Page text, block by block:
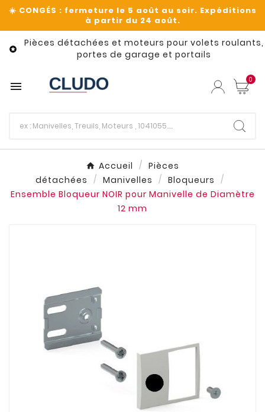

Pièces détachées et moteurs pour volets roulants,
portes de garage et portails
 0
Accueil
Pièces
détachées
Manivelles
Bloqueurs
Ensemble Bloqueur NOIR pour Manivelle de Diamètre
12 mm